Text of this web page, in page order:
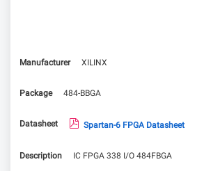
Manufacturer
XILINX
Package 484-BBGA
Datasheet Spartan-6 FPGA Datasheet
Description IC FPGA 338 I/O 484FBGA